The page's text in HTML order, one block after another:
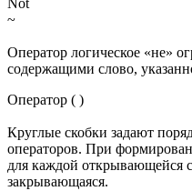
Not
~
Оператор логическое «не»
содержащими слово,
Оператор ( )
Круглые скобки задают
операторов. При
для каждой открывающейся
закрывающаяся.